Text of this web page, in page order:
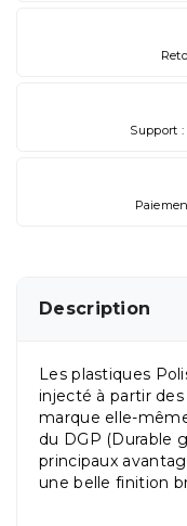
Support
Description
Les plastiques
injecté à partir
marque elle-
du DGP (Durable
principaux
une belle finition